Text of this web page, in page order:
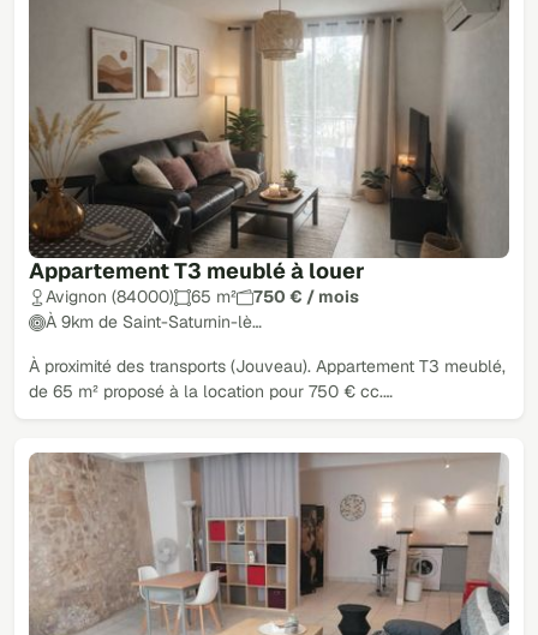
Appartement T3 meublé à louer
Avignon (84000) 65 m²
750 € / mois
À 9km de Saint-Saturnin-lè…
À proximité des transports (Jouveau). Appartement T3 meublé,
de 65 m² proposé à la location pour 750 € cc.…